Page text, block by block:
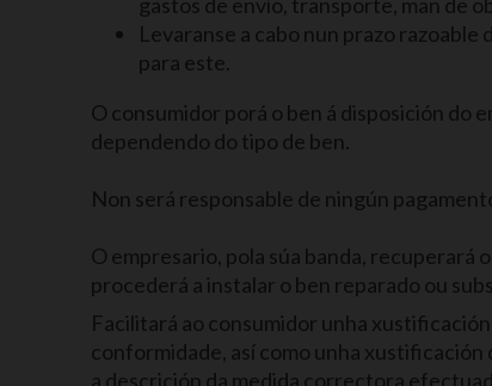
Levaranse a cabo nun prazo
para este.
O consumidor porá o ben á disposición do
dependendo do tipo de ben.
Non será responsable de ningún
O empresario, pola súa banda, recuperará
procederá a instalar o ben reparado ou
Facilitará ao consumidor unha
conformidade, así como unha
a descrición da medida correctora